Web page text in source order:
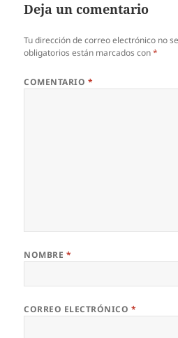
Deja un comentario
Tu dirección de correo electrónico no
obligatorios están marcados con*
COMENTARIO *
NOMBRE *
CORREO ELECTRÓNICO *